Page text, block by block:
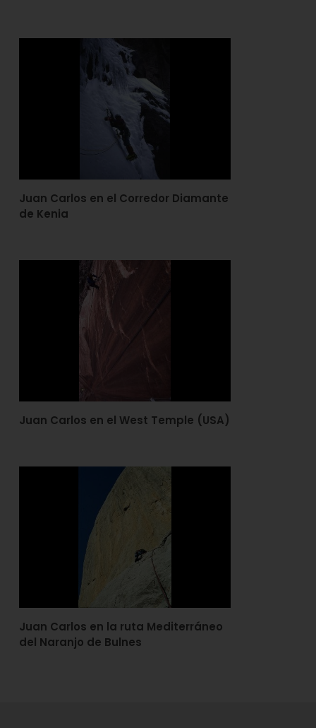
Juan Carlos en el Corredor Diamante
de Kenia
Juan Carlos en el West Temple (USA)
Juan Carlos en la ruta Mediterráneo
del Naranjo de Bulnes